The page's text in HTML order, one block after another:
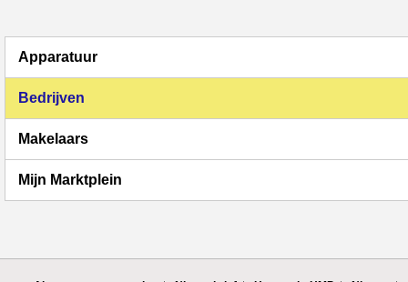
Apparatuur
Bedrijven
Makelaars
Mijn Marktplein